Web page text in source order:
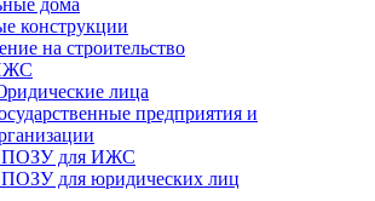
дома
конструкции
на строительство
лица
предприятия и
для ИЖС
для юридических лиц